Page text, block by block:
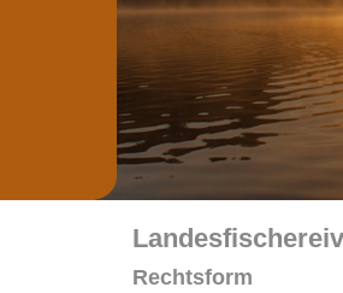
Rechtsform